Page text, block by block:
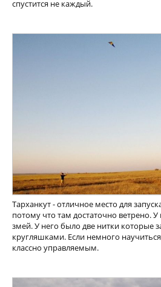
спустится не каждый.
Тарханкут - отличное место для
потому что там достаточно ветрено.
змей. У него было две нитки которые
кругляшками. Если немного
классно управляемым.